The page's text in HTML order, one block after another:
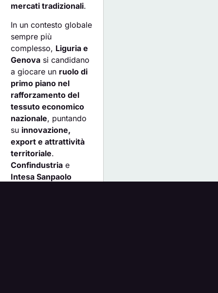
mercati tradizionali.
In un contesto globale
sempre più
complesso, Liguria e
Genova si candidano
a giocare un ruolo di
primo piano nel
rafforzamento del
tessuto economico
nazionale, puntando
su innovazione,
export e attrattività
territoriale.
Confindustria e
Intesa Sanpaolo